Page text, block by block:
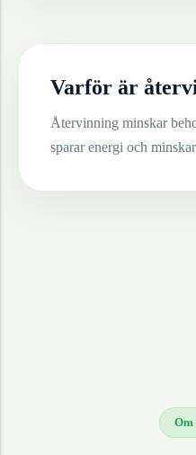
Varför är
Återvinning minskar
sparar energi och
Om